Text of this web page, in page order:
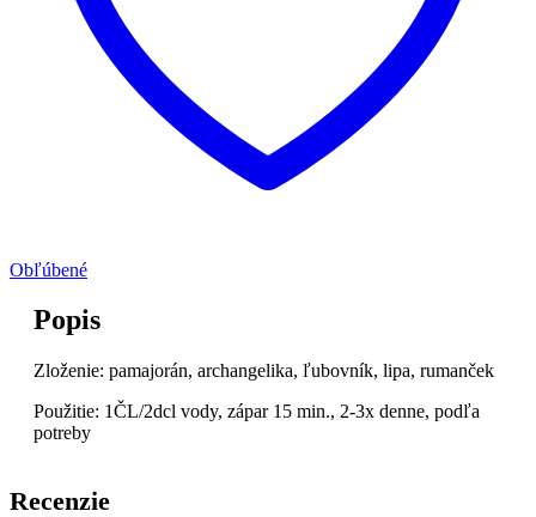
Obľúbené
Popis
Zloženie: pamajorán, archangelika, ľubovník, lipa, rumanček
Použitie: 1ČL/2dcl vody, zápar 15 min., 2-3x denne, podľa
potreby
Recenzie